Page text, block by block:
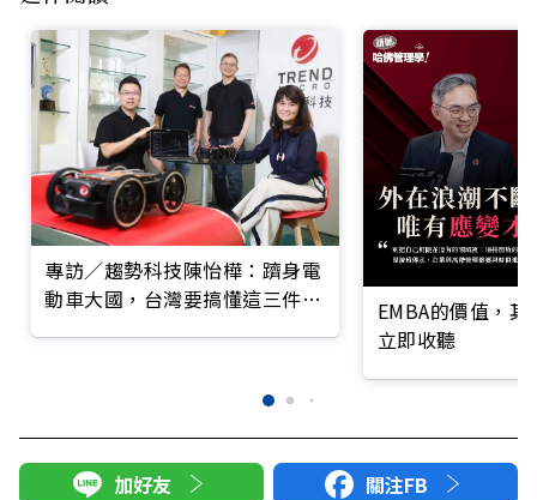
專訪／趨勢科技陳怡樺：躋身電
動車大國，台灣要搞懂這三件
EMBA的價值，
立即收聽
加好友 關注FB